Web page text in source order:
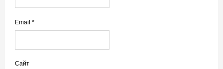
Email *
Сайт